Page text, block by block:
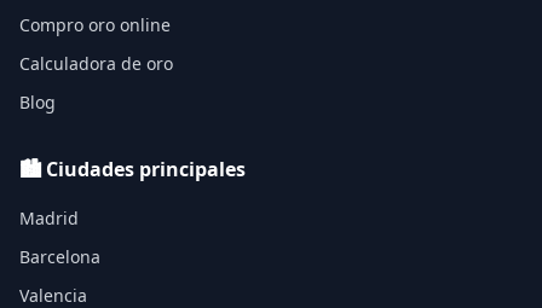
Compro oro online
Calculadora de oro
Blog
🏙️ Ciudades principales
Madrid
Barcelona
Valencia